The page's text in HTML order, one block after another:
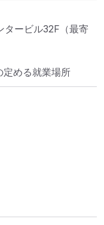
タービル32F （最寄
める就業場所